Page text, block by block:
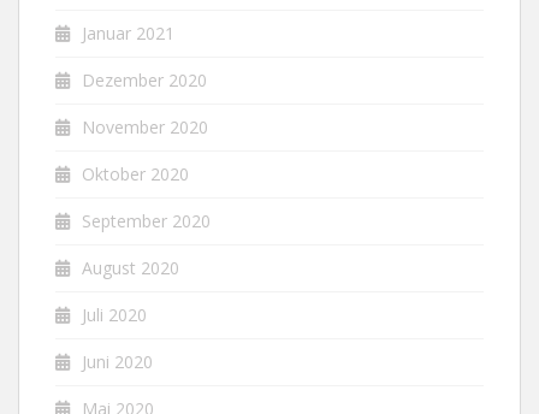
Januar 2021
Dezember 2020
November 2020
Oktober 2020
September 2020
August 2020
Juli 2020
Juni 2020
Mai 2020